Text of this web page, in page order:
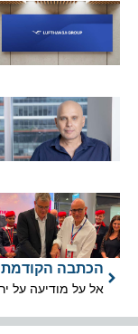
הכתבה הקודמת